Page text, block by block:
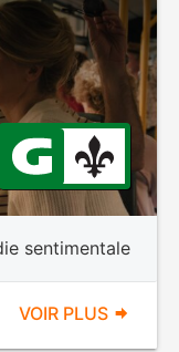
sentimentale
VOIR PLUS